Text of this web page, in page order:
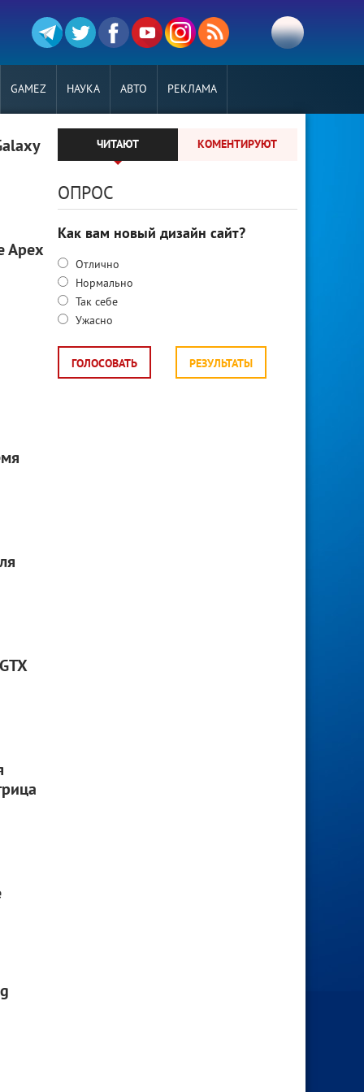
GAMEZ НАУКА АВТО РЕКЛАМА
Apex
ЧИТАЮТ КОМЕНТИРУЮТ
ОПРОС
Как вам новый дизайн сайт?
Отлично
Нормально
Так себе
Ужасно
ГОЛОСОВАТЬ РЕЗУЛЬТАТЫ